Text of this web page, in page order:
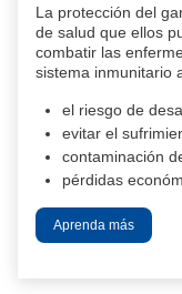
La protección del
de salud que ellos
combatir las
sistema inmunitario
el riesgo de
evitar el
contaminación
pérdidas
Aprenda más